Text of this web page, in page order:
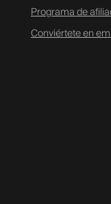
Programa de
Conviértete en